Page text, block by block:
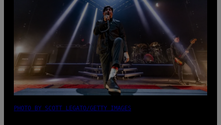
PHOTO BY SCOTT LEGATO/GETTY IMAGES